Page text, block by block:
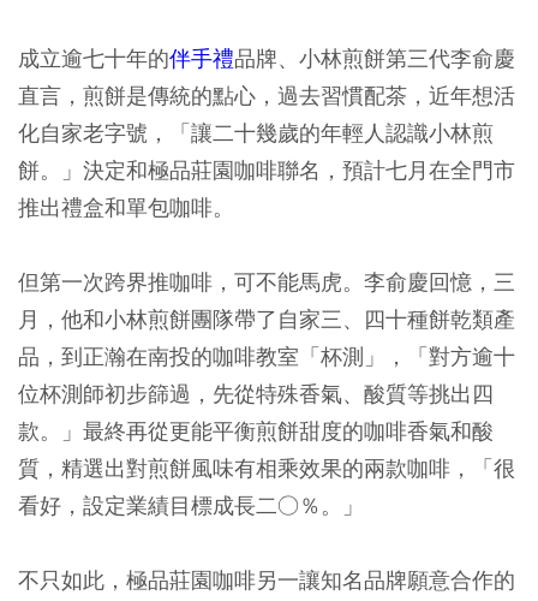
成立逾七十年的伴手禮品牌、小林煎餅第三代李俞慶
直言，煎餅是傳統的點心，過去習慣配茶，近年想活
化自家老字號，「讓二十幾歲的年輕人認識小林煎
餅。」決定和極品莊園咖啡聯名，預計七月在全門市
推出禮盒和單包咖啡。
但第一次跨界推咖啡，可不能馬虎。李俞慶回憶，三
月，他和小林煎餅團隊帶了自家三、四十種餅乾類產
品，到正瀚在南投的咖啡教室「杯測」，「對方逾十
位杯測師初步篩過，先從特殊香氣、酸質等挑出四
款。」最終再從更能平衡煎餅甜度的咖啡香氣和酸
質，精選出對煎餅風味有相乘效果的兩款咖啡，「很
看好，設定業績目標成長二○％。」
不只如此，極品莊園咖啡另一讓知名品牌願意合作的